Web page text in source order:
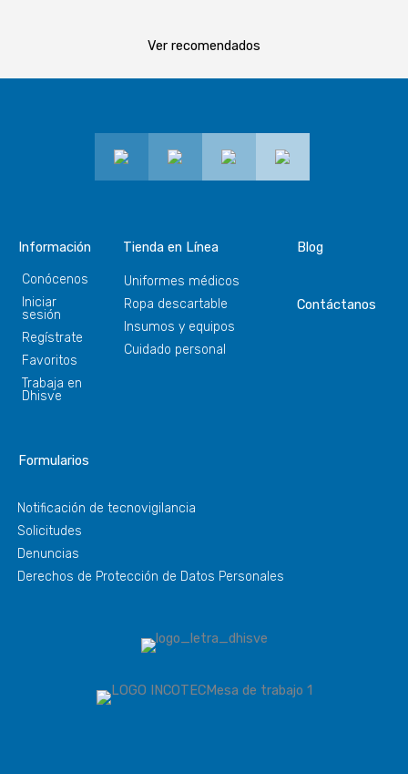
Ver recomendados
Información
Conócenos
Iniciar
sesión
Regístrate
Favoritos
Trabaja en
Dhisve
Tienda en Línea
Uniformes médicos
Ropa descartable
Insumos y equipos
Cuidado personal
Blog
Contáctanos
Formularios
Notificación de tecnovigilancia
Solicitudes
Denuncias
Derechos de Protección de Datos Personales